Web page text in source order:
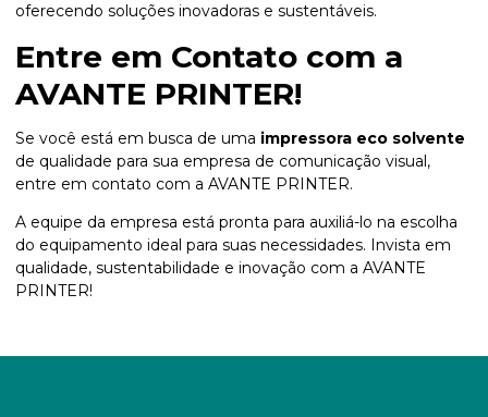
oferecendo soluções inovadoras e sustentáveis.
Entre em Contato com a
AVANTE PRINTER!
Se você está em busca de uma impressora eco solvente
de qualidade para sua empresa de comunicação visual,
entre em contato com a AVANTE PRINTER.
A equipe da empresa está pronta para auxiliá-lo na escolha
do equipamento ideal para suas necessidades. Invista em
qualidade, sustentabilidade e inovação com a AVANTE
PRINTER!